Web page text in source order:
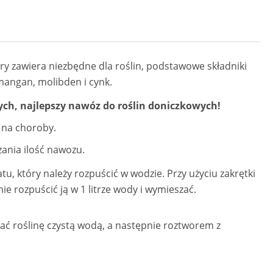
zawiera niezbędne dla roślin, podstawowe składniki
molibden i cynk.
najlepszy nawóz do roślin doniczkowych!
choroby.
ilość nawozu.
który należy rozpuścić w wodzie. Przy użyciu zakrętki
rozpuścić ją w 1 litrze wody i wymieszać.
roślinę czystą wodą, a następnie roztworem z